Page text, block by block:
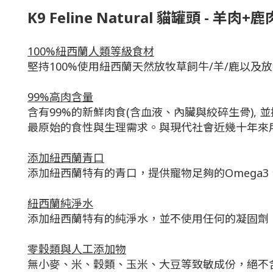
K9 Feline Natural 貓罐頭 - 羊肉+鹿
100%紐西蘭人類等級食材
堅持100%使用紐西蘭天然放牧草飼牛/羊/鹿以及
99%高肉含量
含有99%的新鮮肉食(含血液、內臟與絞碎生骨),
最原始的食性與生理需求。與現代社會近幾十年
添加紐西蘭青口
添加紐西蘭特有的青口，提供寵物足夠的
紐西蘭純淨水
添加紐西蘭特有的純淨水，並不使用任何的凝固劑
零穀類與人工添加物
無小麥、米、穀類、玉米、大豆等致敏成份，絕